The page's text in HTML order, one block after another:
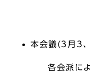
本会議(3月3
各会派による